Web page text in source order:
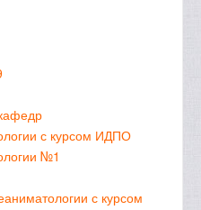
с курсом ИДПО
№1
с курсом